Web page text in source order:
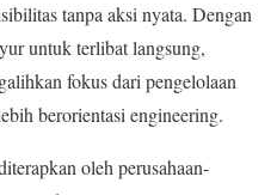
tanpa aksi nyata. Dengan
untuk terlibat langsung,
fokus dari pengelolaan
berorientasi engineering.
oleh perusahaan-